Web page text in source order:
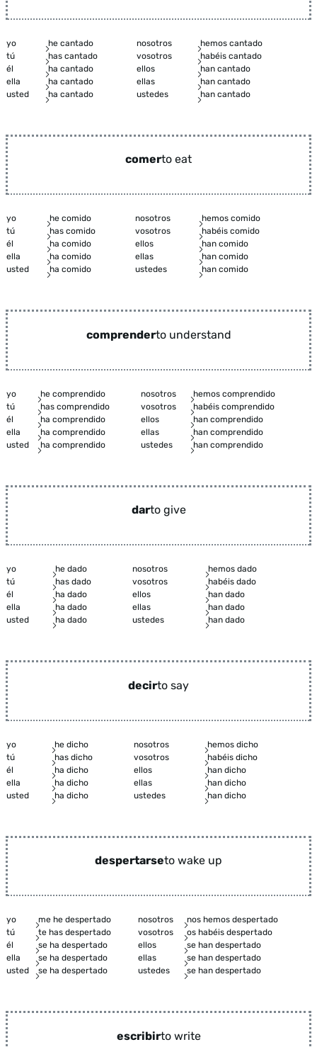
yo he cantado nosotros
hemos cantado
tú
has cantado vosotros
habéis cantado
él
ha cantado ellos
han cantado
ella
ha cantado ellas
han cantado
usted
ha cantado ustedes han cantado
comerto eat
yo he comido nosotros
hemos comido
tú
has comido vosotros
habéis comido
él
ha comido ellos
han comido
ella
ha comido ellas
han comido
usted
ha comido ustedes han comido
comprenderto understand
yo he comprendido nosotros
hemos comprendido
tú
has comprendido vosotros
habéis comprendido
él
ha comprendido ellos
han comprendido
ella
ha comprendido ellas
han comprendido
usted
ha comprendido ustedes han comprendido
darto give
yo he dado nosotros
hemos dado
tú
has dado vosotros
habéis dado
él
ha dado ellos
han dado
ella
ha dado ellas
han dado
usted
ha dado ustedes han dado
decirto say
yo he dicho nosotros
hemos dicho
tú
has dicho vosotros
habéis dicho
él
ha dicho ellos
han dicho
ella
ha dicho ellas
han dicho
usted
ha dicho ustedes han dicho
despertarseto wake up
yo me he despertado nosotros
nos hemos despertado
tú
te has despertado vosotros
os habéis despertado
él
se ha despertado ellos
se han despertado
ella
se ha despertado ellas
se han despertado
usted
se ha despertado ustedes se han despertado
escribirto write